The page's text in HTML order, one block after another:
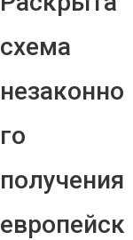
схема
незаконно
го
получения
европейск